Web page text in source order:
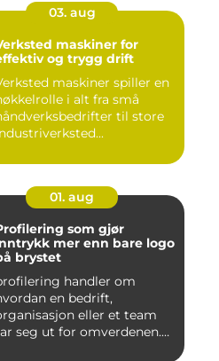
03. aug
maskiner for
og trygg drift
maskiner spiller en
i alt fra små
til store
01. aug
som gjør
mer enn bare logo
brystet
handler om
en bedrift,
eller et team
seg ut for omverdenen.